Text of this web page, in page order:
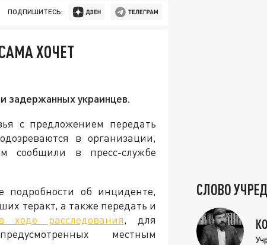
ПОДПИШИТЕСЬ:
ХОЧЕТ
задержанных украинцев.
с предложением передать
в организации,
сообщили в пресс-службе
подробности об инциденте,
теракт, а также передать и
ходе расследования, для
местным
СЛОВО